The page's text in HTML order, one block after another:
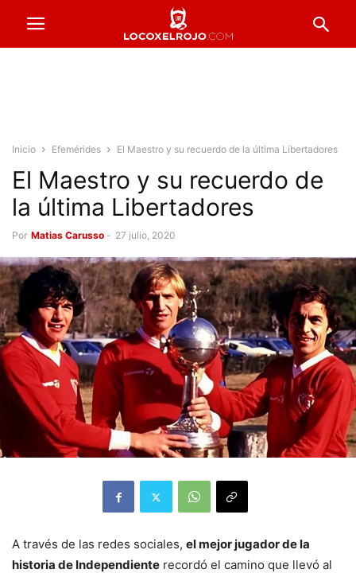
Inicio Efemérides El Maestro y su recuerdo de la última Libertadores
El Maestro y su recuerdo de
la última Libertadores
Por Matias Carusso - 27 julio, 2020
A través de las redes sociales, el mejor jugador de la
historia de Independiente recordó el camino que llevó al